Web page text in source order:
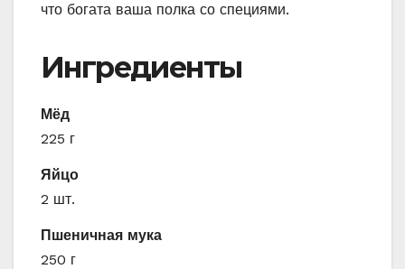
что богата ваша полка со специями.
Ингредиенты
Мёд
225 г
Яйцо
2 шт.
Пшеничная мука
250 г